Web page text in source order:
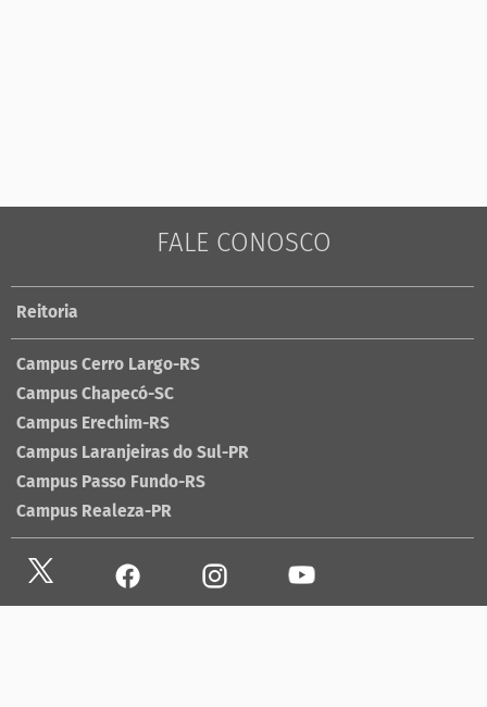
FALE CONOSCO
Reitoria
Campus Cerro Largo-RS
Campus Chapecó-SC
Campus Erechim-RS
Campus Laranjeiras do Sul-PR
Campus Passo Fundo-RS
Campus Realeza-PR